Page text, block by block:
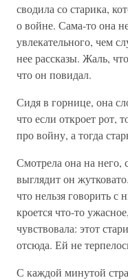
сводила со старика,
о войне. Сама-то она
увлекательного, чем
нее рассказы. Жаль,
что он повидал.
Сидя в горнице, она
что если откроет рот,
про войну, а тогда
Смотрела она на него,
выглядит он
что нельзя говорить
кроется что-то
чувствовала: этот
отсюда. Ей не
С каждой минутой